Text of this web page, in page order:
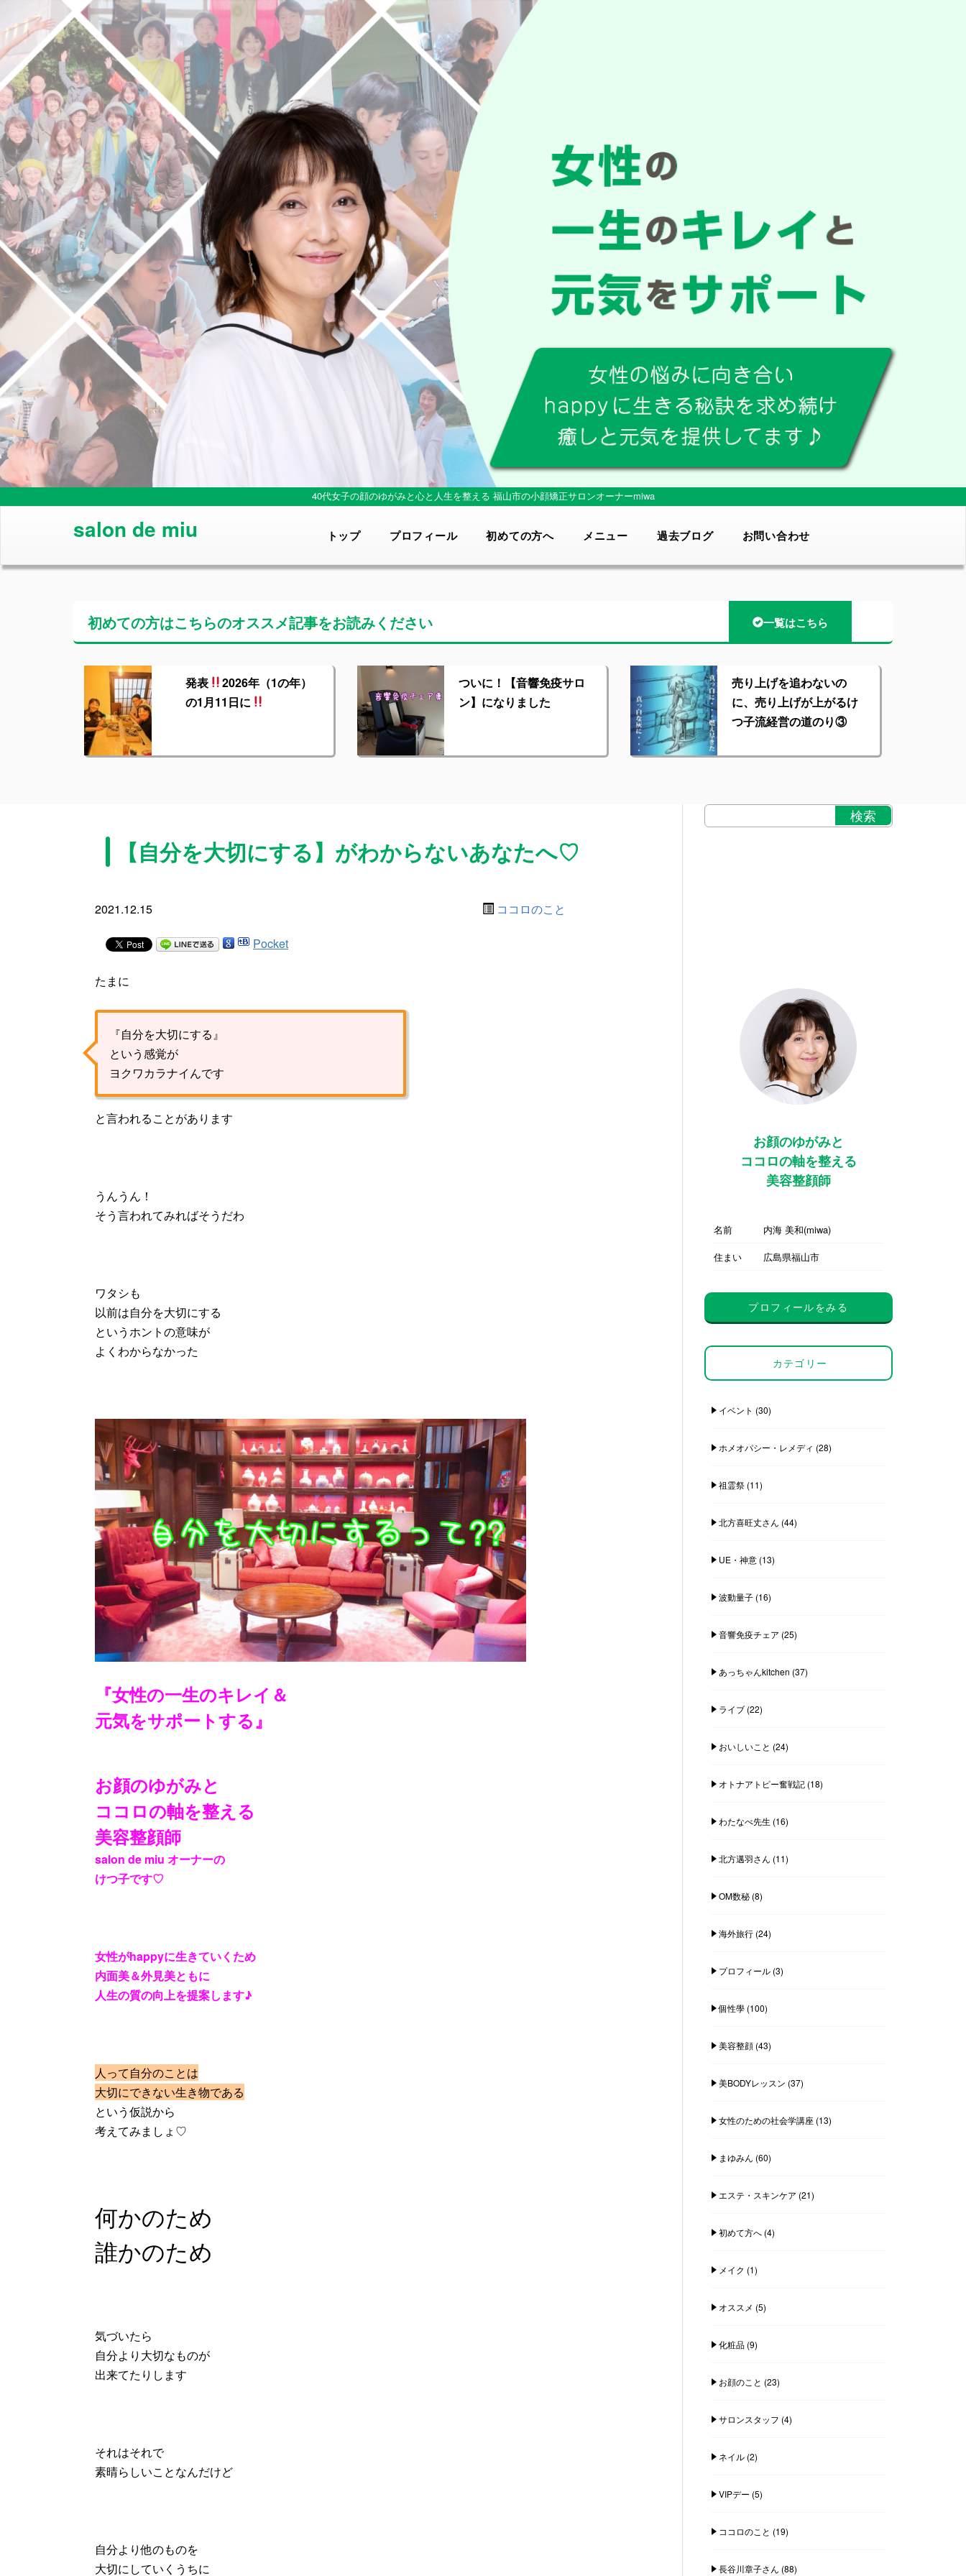
40代女子の顔のゆがみと心と人生を整える 福山市の小顔矯正サロンオーナーmiwa
salon de miu トップ プロフィール 初めての方へ メニュー 過去ブログ お問い合わせ
初めての方はこちらのオススメ記事をお読みください 一覧はこちら
発表
2026年（1の年）
の1月11日に
ついに！【音響免疫サロ
ン】になりました
売り上げを追わないの
に、売り上げが上がるけ
つ子流経営の道のり③
【自分を大切にする】がわからないあなたへ♡
2021.12.15 ココロのこと
Pocket
たまに
『自分を大切にする』
という感覚が
ヨクワカラナイんです
と言われることがあります
うんうん！
そう言われてみればそうだわ
ワタシも
以前は自分を大切にする
というホントの意味が
よくわからなかった
『女性の一生のキレイ＆
元気をサポートする』
お顔のゆがみと
ココロの軸を整える
美容整顔師
salon de miu オーナーの
けつ子です♡
女性がhappyに生きていくため
内面美＆外見美ともに
人生の質の向上を提案します♪
人って自分のことは
大切にできない生き物である
という仮説から
考えてみましょ♡
何かのため
誰かのため
気づいたら
自分より大切なものが
出来てたりします
それはそれで
素晴らしいことなんだけど
自分より他のものを
大切にしていくうちに
お顔のゆがみと
ココロの軸を整える
美容整顔師
名前
内海 美和(miwa)
住まい
広島県福山市
プロフィールをみる
カテゴリー
イベント (30)
ホメオパシー・レメディ (28)
祖霊祭(11)
北方喜旺丈さん (44)
UE・神意(13)
波動量子(16)
音響免疫チェア (25)
あっちゃんkitchen (37)
ライブ(22)
おいしいこと (24)
オトナアトピー奮戦記(18)
わたなべ先生 (16)
北方邁羽さん (11)
OM数秘(8)
海外旅行(24)
プロフィール(3)
個性學(100)
美容整顔(43)
美BODYレッスン (37)
女性のための社会学講座(13)
まゆみん (60)
エステ・スキンケア (21)
初めて方へ(4)
メイク (1)
オススメ (5)
化粧品(9)
お顔のこと (23)
サロンスタッフ (4)
ネイル(2)
VIPデー (5)
ココロのこと (19)
長谷川章子さん (88)